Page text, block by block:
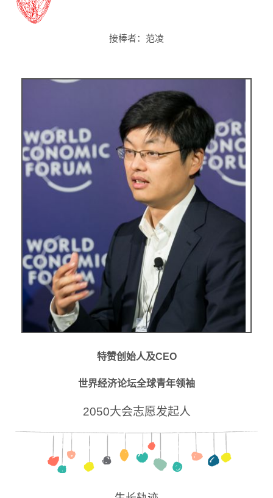
接棒者： 范凌
特赞创始人及CEO
世界经济论坛全球青年领袖
2050大会志愿发起人